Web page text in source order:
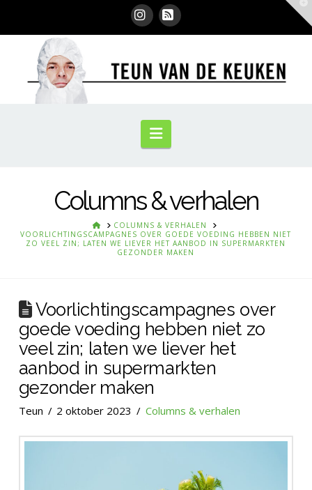
Instagram
RSS
Navigation
Columns & verhalen
HOMECOLUMNS & VERHALEN
VOORLICHTINGSCAMPAGNES OVER GOEDE VOEDING HEBBEN NIET
ZO VEEL ZIN; LATEN WE LIEVER HET AANBOD IN SUPERMARKTEN
GEZONDER MAKEN
Voorlichtingscampagnes over
goede voeding hebben niet zo
veel zin; laten we liever het
aanbod in supermarkten
gezonder maken
Teun 2 oktober 2023 Columns & verhalen